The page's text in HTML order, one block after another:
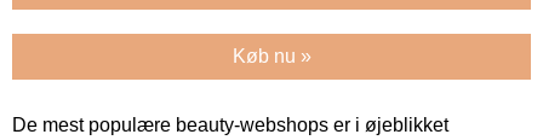
Køb nu »
De mest populære beauty-webshops er i øjeblikket